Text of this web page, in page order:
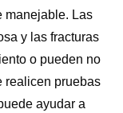
manejable. Las
y las fracturas
o pueden no
realicen pruebas
ayudar a